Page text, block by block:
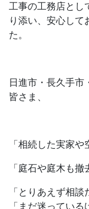
工事の工務店とし
り添い、安心して
た。
日進市・長久手市
皆さま、
「相続した実家や
「庭石や庭木も
「とりあえず相談
「まだ迷っている